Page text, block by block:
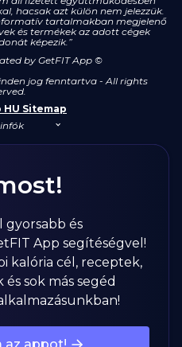
hacsak azt külön nem jelezzük.
tartalmakban megjelenő
és termékek az adott cégek
képezik.”
by GetFIT App ©
jog fenntartva - All rights
HU Sitemap
gyorsabb és
App segítéségvel!
kalória cél, receptek,
sok más segéd